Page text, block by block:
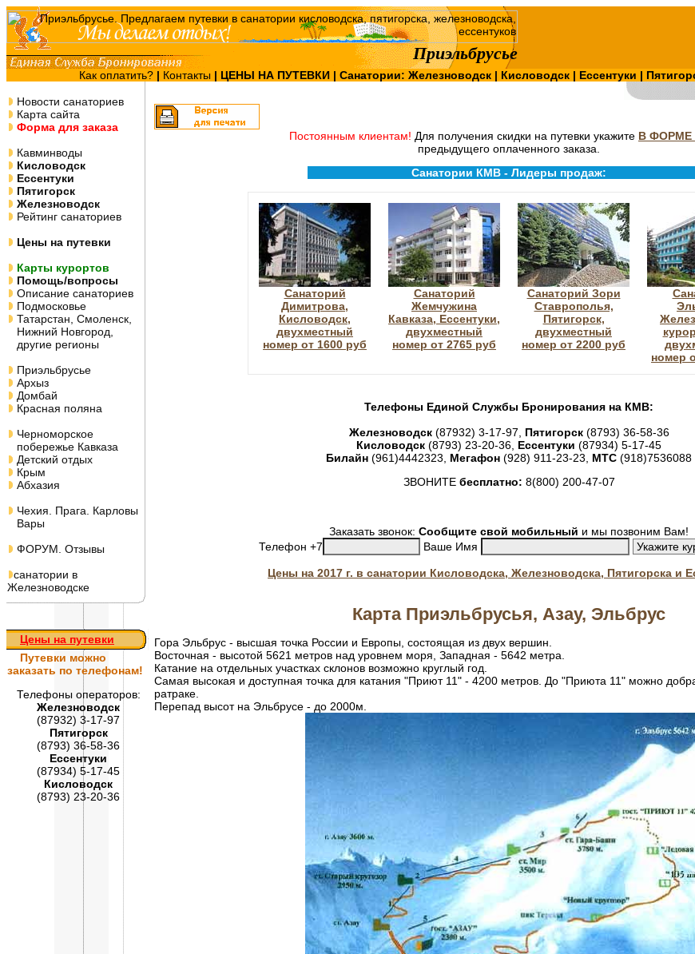
Приэльбрусье
Как оплатить? | Контакты | ЦЕНЫ НА ПУТЕВКИ| Санатории: Железноводск| Кисловодск | Ессентуки |
Новости санаториев
Карта сайта
Форма для заказа
Кавминводы
Кисловодск
Ессентуки
Пятигорск
Железноводск
Рейтинг санаториев
Цены на путевки
Карты курортов
Помощь/вопросы
Описание санаториев
Подмосковье
Татарстан, Смоленск,
Нижний Новгород,
другие регионы
Приэльбрусье
Архыз
Домбай
Красная поляна
Черноморское
побережье Кавказа
Детский отдых
Крым
Абхазия
Чехия. Прага. Карловы
Вары
ФОРУМ. Отзывы
санатории в
Железноводске
Цены на путевки
Путевки можно
заказать по телефонам!
Телефоны операторов:
Железноводск
(87932) 3-17-97
Пятигорск
(8793) 36-58-36
Ессентуки
(87934) 5-17-45
Кисловодск
(8793) 23-20-36
Постоянным клиентам! Для получения скидки на путевки укажите В ФОРМЕ
предыдущего оплаченного заказа.
Санатории КМВ - Лидеры продаж:
Санаторий
Димитрова,
Кисловодск,
двухместный
номер от 1600 руб
Санаторий
Жемчужина
Кавказа, Ессентуки,
двухместный
номер от 2765 руб
Санаторий Зори
Ставрополья,
Пятигорск,
двухместный
номер от 2200 руб
номер
Телефоны Единой Службы Бронирования на КМВ:
Железноводск (87932) 3-17-97, Пятигорск (8793) 36-58-36
Кисловодск (8793) 23-20-36, Ессентуки (87934) 5-17-45
Билайн (961)4442323, Мегафон (928) 911-23-23, МТС (918)7536088
ЗВОНИТЕ бесплатно: 8(800) 200-47-07
Заказать звонок: Сообщите свой мобильный и мы позвоним Вам!
Телефон +7
Ваше Имя
Цены на 2017 г. в санатории Кисловодска, Железноводска, Пятигорска и
Карта Приэльбрусья, Азау, Эльбрус
Гора Эльбрус - высшая точка России и Европы, состоящая из двух вершин.
Восточная - высотой 5621 метров над уровнем моря, Западная - 5642 метра.
Катание на отдельных участках склонов возможно круглый год.
Самая высокая и доступная точка для катания "Приют 11" - 4200 метров. До "Приюта 11" можно
ратраке.
Перепад высот на Эльбрусе - до 2000м.